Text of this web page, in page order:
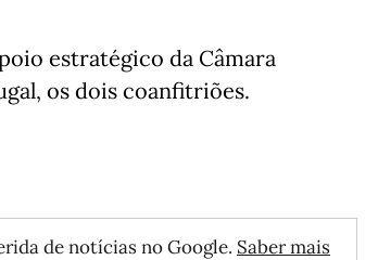
estratégico da Câmara
os dois coanfitriões.
de notícias no Google. Saber mais